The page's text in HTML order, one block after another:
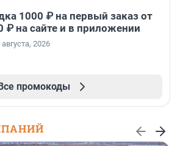
1000 ₽ на первый заказ от
₽ на сайте и в приложении
2026
промокоды